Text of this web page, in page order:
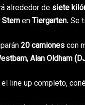
alrededor de siete
enTiergarten. Se
20 camionescon
Alan Oldham
line up completo,